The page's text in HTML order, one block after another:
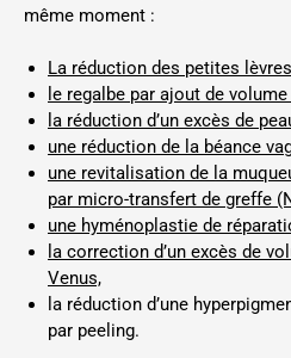
même moment :
La réduction des petites lèvres
le regalbe par ajout de
la réduction d’un excès de
une réduction de la béance
une revitalisation de la
par micro-transfert de greffe
une hyménoplastie de
la correction d’un excès de
Venus,
la réduction d’une
par peeling.